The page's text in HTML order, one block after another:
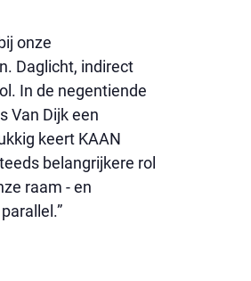
onze
Daglicht, indirect
In de negentiende
Van Dijk een
keert KAAN
belangrijkere rol
raam - en